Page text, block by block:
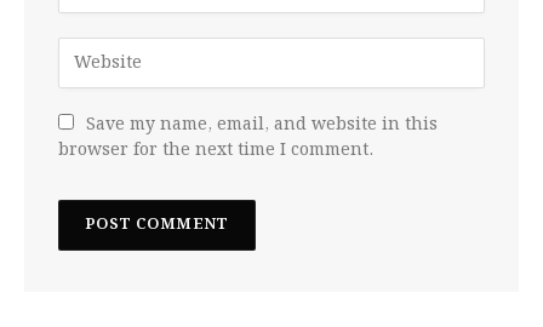
Save my name, email, and website in this
browser for the next time I comment.